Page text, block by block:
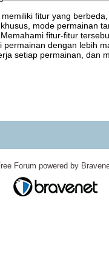
fitur yang berbeda,
mode permainan
fitur-fitur
permainan dengan lebih
setiap permainan, dan
Forum powered by